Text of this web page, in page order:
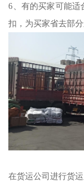
6、有的买家可能适
扣，为买家省去部
在货运公司进行货